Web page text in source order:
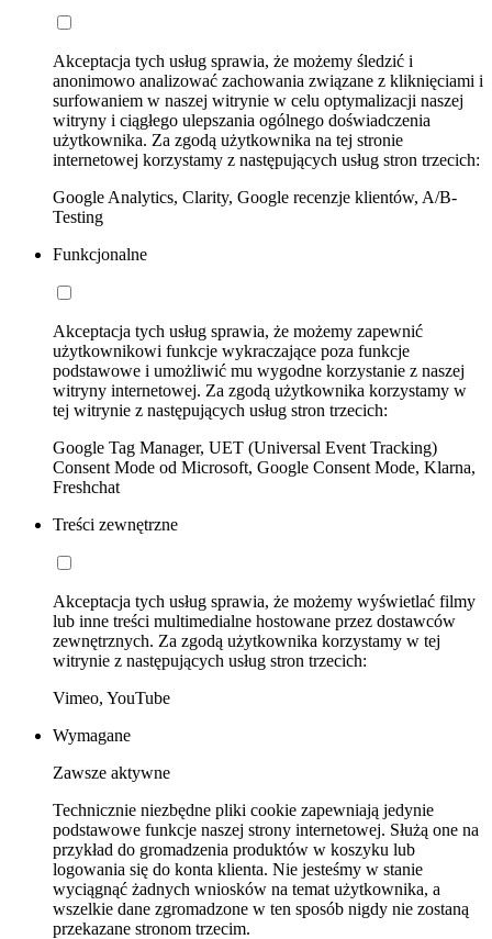
Akceptacja tych usług sprawia, że możemy śledzić i
anonimowo analizować zachowania związane z kliknięciami i
surfowaniem w naszej witrynie w celu optymalizacji naszej
witryny i ciągłego ulepszania ogólnego doświadczenia
użytkownika. Za zgodą użytkownika na tej stronie
internetowej korzystamy z następujących usług stron trzecich:
Google Analytics, Clarity, Google recenzje klientów, A/B-
Testing
Funkcjonalne
Akceptacja tych usług sprawia, że możemy zapewnić
użytkownikowi funkcje wykraczające poza funkcje
podstawowe i umożliwić mu wygodne korzystanie z naszej
witryny internetowej. Za zgodą użytkownika korzystamy w
tej witrynie z następujących usług stron trzecich:
Google Tag Manager, UET (Universal Event Tracking)
Consent Mode od Microsoft, Google Consent Mode, Klarna,
Freshchat
Treści zewnętrzne
Akceptacja tych usług sprawia, że możemy wyświetlać filmy
lub inne treści multimedialne hostowane przez dostawców
zewnętrznych. Za zgodą użytkownika korzystamy w tej
witrynie z następujących usług stron trzecich:
Vimeo, YouTube
Wymagane
Zawsze aktywne
Technicznie niezbędne pliki cookie zapewniają jedynie
podstawowe funkcje naszej strony internetowej. Służą one na
przykład do gromadzenia produktów w koszyku lub
logowania się do konta klienta. Nie jesteśmy w stanie
wyciągnąć żadnych wniosków na temat użytkownika, a
wszelkie dane zgromadzone w ten sposób nigdy nie zostaną
przekazane stronom trzecim.